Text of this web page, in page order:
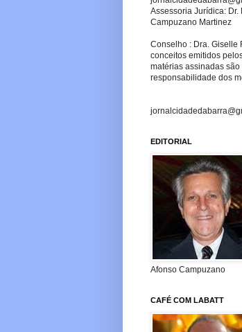
Assessoria Jurídica: Dr.
Campuzano Martinez
Conselho : Dra. Giselle
conceitos emitidos
matérias assinadas
responsabilidade dos
EDITORIAL
Afonso Campuzano
CAFÉ COM LABATT